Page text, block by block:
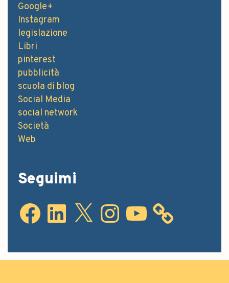
Google+
Instagram
legislazione
Libri
pinterest
pubblicità
scuola di blog
Social Media
social network
Società
Web
Seguimi